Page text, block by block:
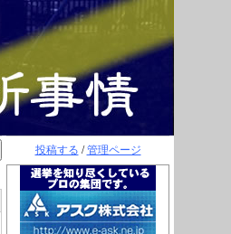
投稿する /管理ページ